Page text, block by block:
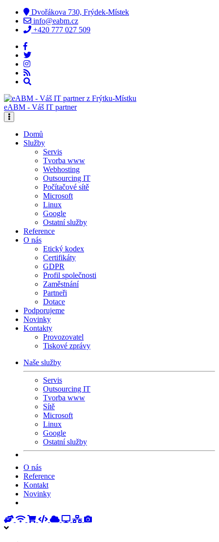
Dvořákova 730, Frýdek-Místek
info@eabm.cz
+420 777 027 509
eABM - Váš IT partner
Domů
Služby
Servis
Tvorba www
Webhosting
Outsourcing IT
Počítačové sítě
Microsoft
Linux
Google
Ostatní služby
Reference
O nás
Etický kodex
Certifikáty
GDPR
Profil společnosti
Zaměstnání
Partneři
Dotace
Podporujeme
Novinky
Kontakty
Provozovatel
Tiskové zprávy
Naše služby
Servis
Outsourcing IT
Tvorba www
Sítě
Microsoft
Linux
Google
Ostatní služby
O nás
Reference
Kontakt
Novinky